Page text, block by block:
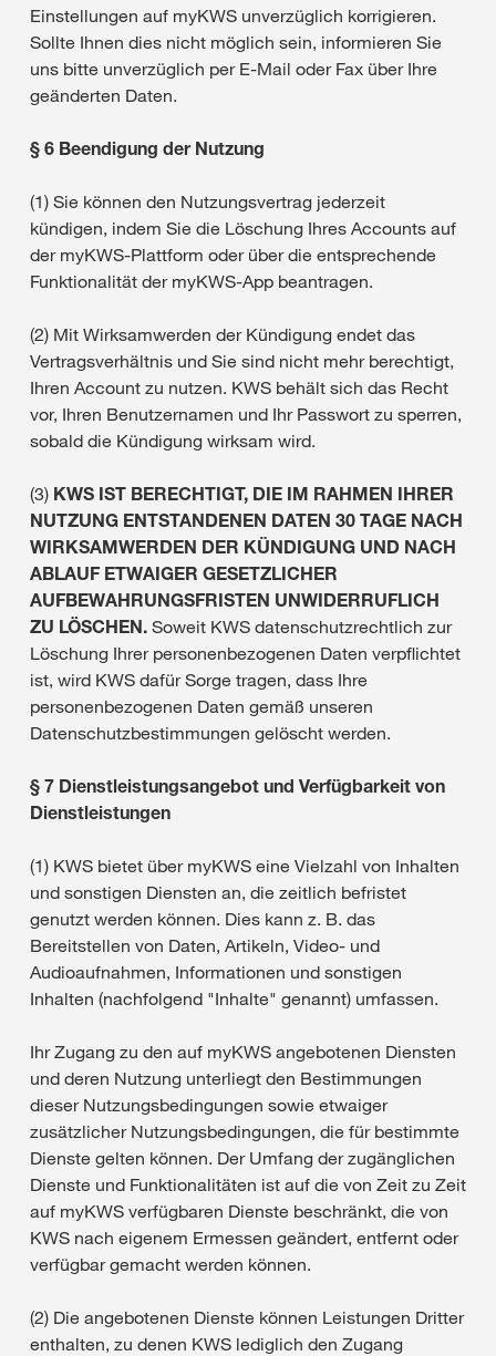
Einstellungen auf myKWS unverzüglich korrigieren.
Sollte Ihnen dies nicht möglich sein, informieren Sie
uns bitte unverzüglich per E-Mail oder Fax über Ihre
geänderten Daten.
§ 6 Beendigung der Nutzung
(1) Sie können den Nutzungsvertrag jederzeit
kündigen, indem Sie die Löschung Ihres Accounts auf
der myKWS-Plattform oder über die entsprechende
Funktionalität der myKWS-App beantragen.
(2) Mit Wirksamwerden der Kündigung endet das
Vertragsverhältnis und Sie sind nicht mehr berechtigt,
Ihren Account zu nutzen. KWS behält sich das Recht
vor, Ihren Benutzernamen und Ihr Passwort zu sperren,
sobald die Kündigung wirksam wird.
(3) KWS IST BERECHTIGT, DIE IM RAHMEN IHRER
NUTZUNG ENTSTANDENEN DATEN 30 TAGE NACH
WIRKSAMWERDEN DER KÜNDIGUNG UND NACH
ABLAUF ETWAIGER GESETZLICHER
AUFBEWAHRUNGSFRISTEN UNWIDERRUFLICH
ZU LÖSCHEN. Soweit KWS datenschutzrechtlich zur
Löschung Ihrer personenbezogenen Daten verpflichtet
ist, wird KWS dafür Sorge tragen, dass Ihre
personenbezogenen Daten gemäß unseren
Datenschutzbestimmungen gelöscht werden.
§ 7 Dienstleistungsangebot und Verfügbarkeit von
Dienstleistungen
(1) KWS bietet über myKWS eine Vielzahl von Inhalten
und sonstigen Diensten an, die zeitlich befristet
genutzt werden können. Dies kann z. B. das
Bereitstellen von Daten, Artikeln, Video- und
Audioaufnahmen, Informationen und sonstigen
Inhalten (nachfolgend "Inhalte" genannt) umfassen.
Ihr Zugang zu den auf myKWS angebotenen Diensten
und deren Nutzung unterliegt den Bestimmungen
dieser Nutzungsbedingungen sowie etwaiger
zusätzlicher Nutzungsbedingungen, die für bestimmte
Dienste gelten können. Der Umfang der zugänglichen
Dienste und Funktionalitäten ist auf die von Zeit zu Zeit
auf myKWS verfügbaren Dienste beschränkt, die von
KWS nach eigenem Ermessen geändert, entfernt oder
verfügbar gemacht werden können.
(2) Die angebotenen Dienste können Leistungen Dritter
enthalten, zu denen KWS lediglich den Zugang